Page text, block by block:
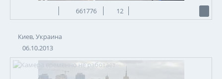
661776 12
Киев, Украина
06.10.2013